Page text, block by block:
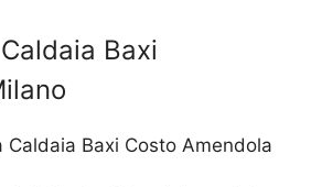
Caldaia Baxi
Caldaia Baxi Costo Amendola